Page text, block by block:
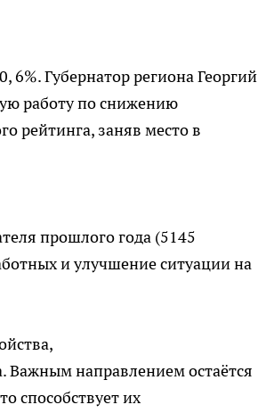
6%. Губернатор региона Георгий
работу по снижению
рейтинга, заняв место в
прошлого года (5145
и улучшение ситуации на
Важным направлением остаётся
способствует их